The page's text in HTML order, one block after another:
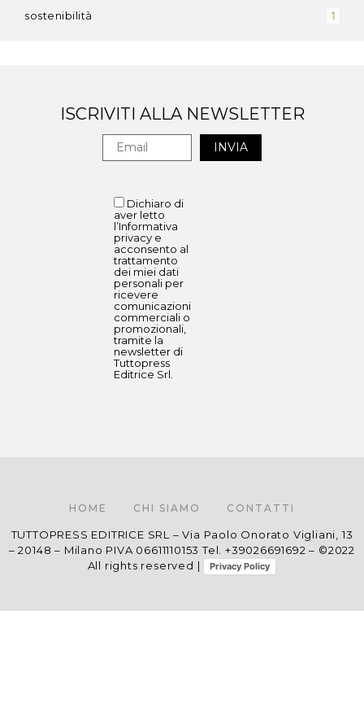
sostenibilità 1
ISCRIVITI ALLA NEWSLETTER
Dichiaro di
aver letto
l’Informativa
privacy e
acconsento al
trattamento
dei miei dati
personali per
ricevere
comunicazioni
commerciali o
promozionali,
tramite la
newsletter di
Tuttopress
Editrice Srl.
HOME CHI SIAMO CONTATTI
TUTTOPRESS EDITRICE SRL – Via Paolo Onorato Vigliani, 13
– 20148 – Milano PIVA 06611110153 Tel. +39026691692 – ©2022
All rights reserved |
Privacy Policy